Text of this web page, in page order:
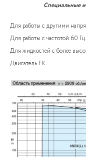
Специальные
Для работы с другими
Для работы с частотой 60 Гц.
Для жидкостей с более
Двигатель FK.